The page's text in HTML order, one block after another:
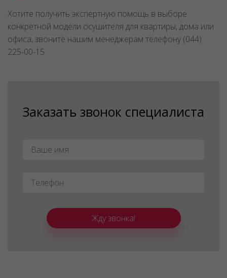
Хотите получить экспертную помощь в выборе
конкретной модели осушителя для квартиры, дома или
офиса, звоните нашим менеджерам телефону (044)
225-00-15.
Заказать звонок специалиста
Имя*
Телефон *
Жду звонка!